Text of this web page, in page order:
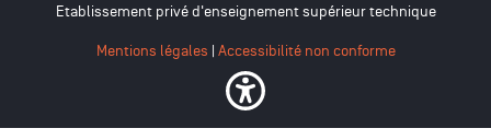
Etablissement privé d'enseignement supérieur technique
Mentions légales Accessibilité non conforme